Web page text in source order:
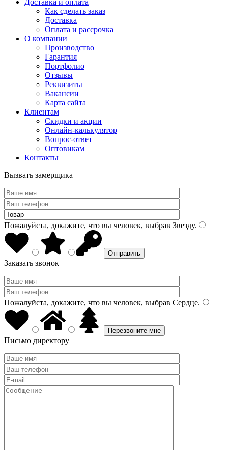
Доставка и оплата
Как сделать заказ
Доставка
Оплата и рассрочка
О компании
Производство
Гарантия
Портфолио
Отзывы
Реквизиты
Вакансии
Карта сайта
Клиентам
Скидки и акции
Онлайн-калькулятор
Вопрос-ответ
Оптовикам
Контакты
Вызвать замерщика
Пожалуйста, докажите, что вы человек, выбрав Звезду.
Заказать звонок
Пожалуйста, докажите, что вы человек, выбрав Сердце.
Письмо директору